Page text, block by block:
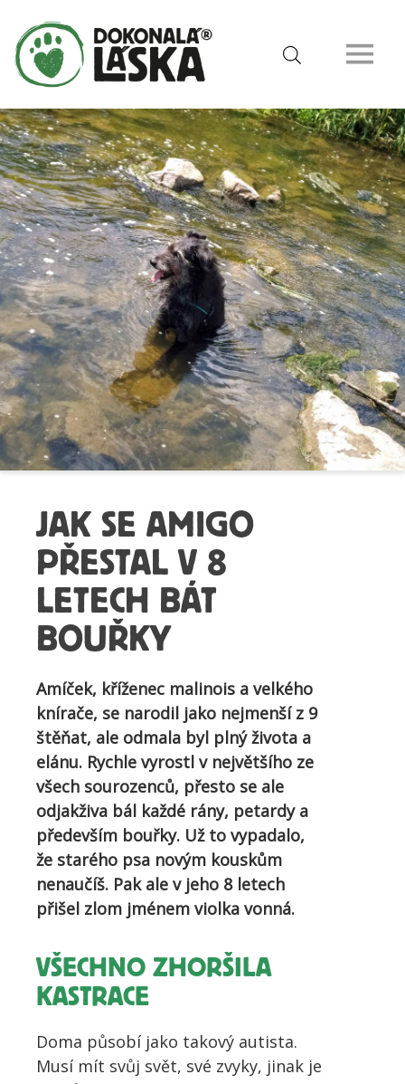
JAK SE AMIGO
PŘESTAL V 8
LETECH BÁT
BOUŘKY
Amíček, kříženec malinois a velkého
knírače, se narodil jako nejmenší z 9
štěňat, ale odmala byl plný života a
elánu. Rychle vyrostl v největšího ze
všech sourozenců, přesto se ale
odjakživa bál každé rány, petardy a
především bouřky. Už to vypadalo,
že starého psa novým kouskům
nenaučíš. Pak ale v jeho 8 letech
přišel zlom jménem violka vonná.
VŠECHNO ZHORŠILA
KASTRACE
Doma působí jako takový autista.
Musí mít svůj svět, své zvyky, jinak je